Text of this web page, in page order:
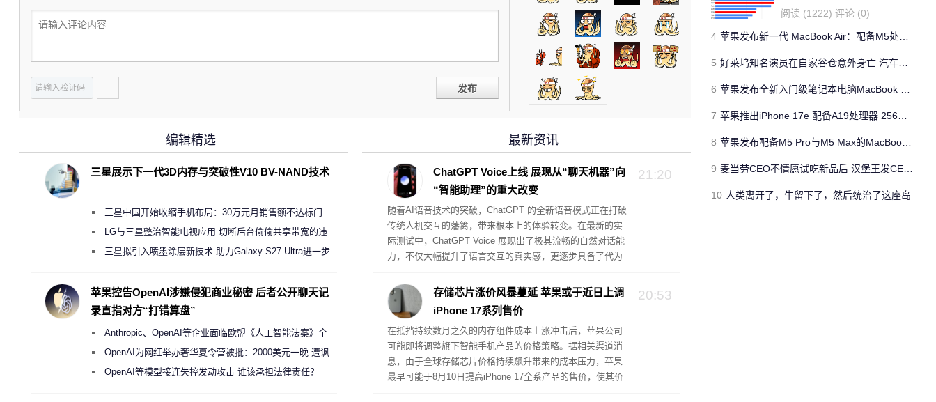
发布
最新资讯
21:20
ChatGPT Voice上线 展现从“聊天机器”向
“智能助理”的重大改变
随着AI语音技术的突破，ChatGPT 的全新语音模式正在打破
传统人机交互的藩篱，带来根本上的体验转变。在最新的实
际测试中，ChatGPT Voice 展现出了极其流畅的自然对话能
力，不仅大幅提升了语言交互的真实感，更逐步具备了代为
20:53
存储芯片涨价风暴蔓延 苹果或于近日上调
iPhone 17系列售价
在抵挡持续数月之久的内存组件成本上涨冲击后，苹果公司
可能即将调整旗下智能手机产品的价格策略。据相关渠道消
息，由于全球存储芯片价格持续飙升带来的成本压力，苹果
最早可能于8月10日提高iPhone 17全系产品的售价，使其价
编辑精选
三星展示下一代3D内存与突破性V10 BV-NAND技术
三星中国开始收缩手机布局：30万元月销售额不达标门
店 将被逐步清退
LG与三星整治智能电视应用 切断后台偷偷共享带宽的违
规行为三星拟引入喷墨涂层新技术 助力Galaxy S27 Ultra进一步
苹果控告OpenAI涉嫌侵犯商业秘密 后者公开聊天记
录直指对方“打错算盘”
Anthropic、OpenAI等企业面临欧盟《人工智能法案》全
新执法权限审查
OpenAI为网红举办奢华夏令营被批：2000美元一晚 遭讽
“反乌托邦”
OpenAI等模型接连失控发动攻击 谁该承担法律责任？
流
阅读 (1222) 评论 (0)
4 苹果发布新一代 MacBook Air：配备M5处理器 性能、存储与 AI 全面升级 ​
5 好莱坞知名演员在自家谷仓意外身亡 汽车搭电时突然自燃
6 苹果发布全新入门级笔记本电脑MacBook Neo 起售价599美元
7 苹果推出iPhone 17e 配备A19处理器 256GB容量起步 刘海屏依旧
8 苹果发布配备M5 Pro与M5 Max的MacBook Pro 本地AI能力再升级 ​
9 麦当劳CEO不情愿试吃新品后 汉堡王发CEO狠咬皇堡视频借势营销
10 人类离开了，牛留下了，然后统治了这座岛